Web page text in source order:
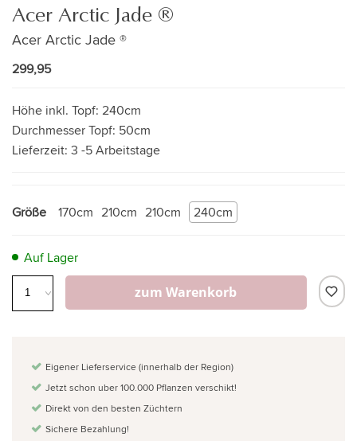
Acer Arctic Jade ®
Acer Arctic Jade ®
299,95
Höhe inkl. Topf: 240cm
Durchmesser Topf: 50cm
Lieferzeit: 3 -5 Arbeitstage
Größe 170cm 240cm
210cm 210cm
Auf Lager
zum Warenkorb
Eigener Lieferservice (innerhalb der Region)
Jetzt schon uber 100.000 Pflanzen verschikt!
Direkt von den besten Züchtern
Sichere Bezahlung!